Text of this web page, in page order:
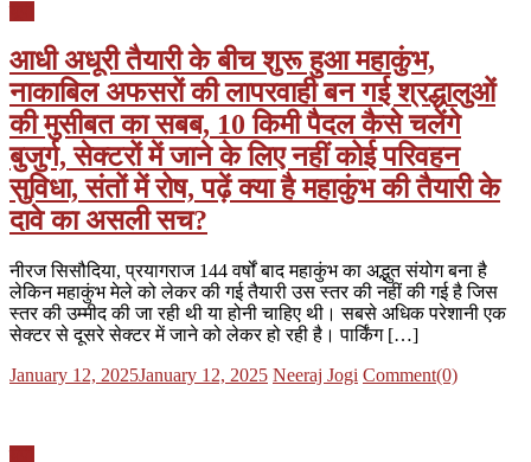
आधी अधूरी तैयारी के बीच शुरू हुआ महाकुंभ,
नाकाबिल अफसरों की लापरवाही बन गई श्रद्धालुओं
की मुसीबत का सबब, 10 किमी पैदल कैसे चलेंगे
बुजुर्ग, सेक्टरों में जाने के लिए नहीं कोई परिवहन
सुविधा, संतों में रोष, पढ़ें क्या है महाकुंभ की तैयारी के
दावे का असली सच?
नीरज सिसौदिया, प्रयागराज 144 वर्षों बाद महाकुंभ का अद्भुत संयोग बना है
लेकिन महाकुंभ मेले को लेकर की गई तैयारी उस स्तर की नहीं की गई है जिस
स्तर की उम्मीद की जा रही थी या होनी चाहिए थी। सबसे अधिक परेशानी एक
सेक्टर से दूसरे सेक्टर में जाने को लेकर हो रही है। पार्किंग […]
Posted
January 12, 2025January 12, 2025 Author
Neeraj Jogi Comment(0)